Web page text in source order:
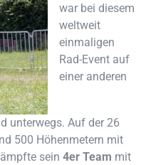
war bei diesem
weltweit
einmaligen
Rad-Event auf
einer anderen
unterwegs. Auf der 26
500 Höhenmetern mit
sein 4er Team mit